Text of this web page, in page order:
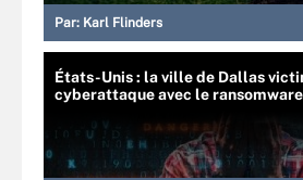
Par: Karl Flinders
États-Unis : la ville de Dallas
cyberattaque avec le